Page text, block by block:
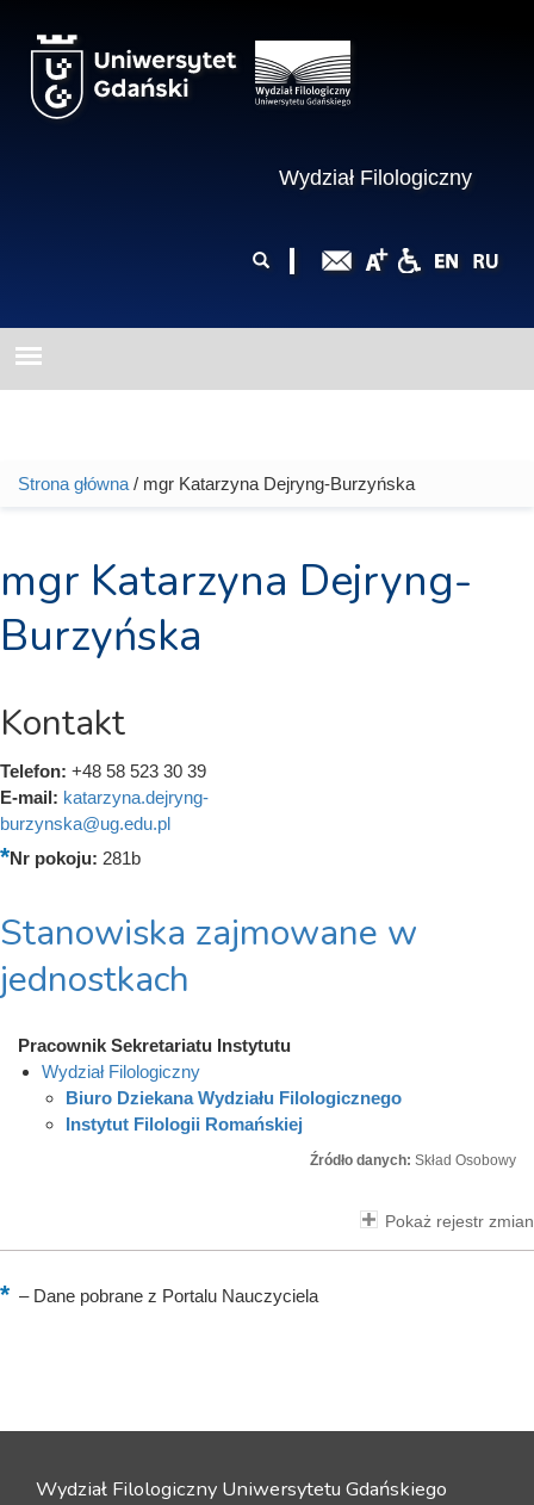
Wydział Filologiczny
wyszukiwania
Jesteś tutaj
Strona główna / mgr Katarzyna Dejryng-Burzyńska
mgr Katarzyna Dejryng-
Burzyńska
Kontakt
Telefon: +48 58 523 30 39
E-mail: katarzyna.dejryng-
burzynska@ug.edu.pl
Nr pokoju: 281b
Stanowiska zajmowane w
jednostkach
Pracownik Sekretariatu Instytutu
Wydział Filologiczny
Biuro Dziekana Wydziału Filologicznego
Instytut Filologii Romańskiej
Źródło danych: Skład Osobowy
Pokaż rejestr zmian
–Dane pobrane z Portalu Nauczyciela
Wydział Filologiczny Uniwersytetu Gdańskiego